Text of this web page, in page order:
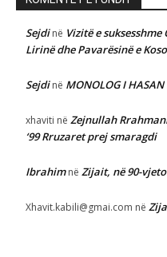
Sejdinë Vizitë e
Lirinë dhe Pavarësinë e
Sejdinë MONOLOG I
xhaviti në Zejnullah
‘99 Rruzaret prej smaragdi
Ibrahimnë Zijait, në 90-
Xhavit.kabili@gmai.com në